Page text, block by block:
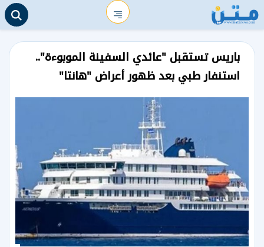
باريس تستقبل "عائدي السفينة الموبوءة"..
استنفار طبي بعد ظهور أعراض "هانتا"